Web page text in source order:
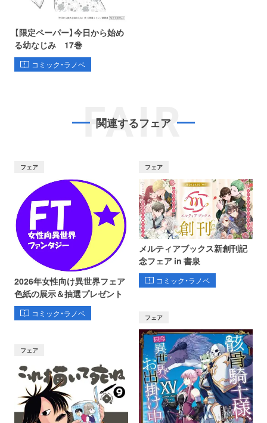
【限定ペーパー】今日から始め
る幼なじみ 17巻
コミック・ラノベ
FAIR
関連するフェア
フェア
2026年女性向け異世界フェア
色紙の展示＆抽選プレゼント
コミック・ラノベ
フェア
メルティアブックス新創刊記
念フェア in 書泉
コミック・ラノベ
フェア
フェア